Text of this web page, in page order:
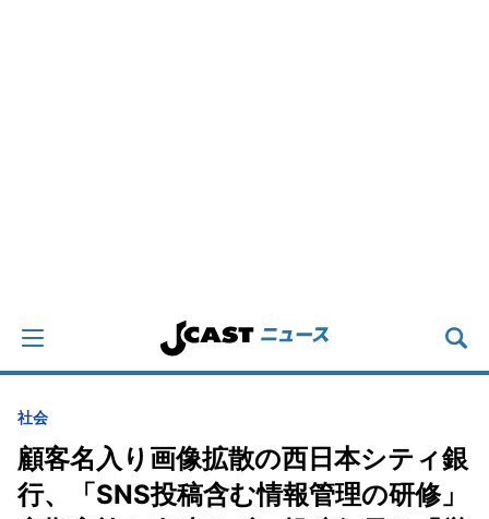
社会
顧客名入り画像拡散の西日本シティ銀
行、「SNS投稿含む情報管理の研修」